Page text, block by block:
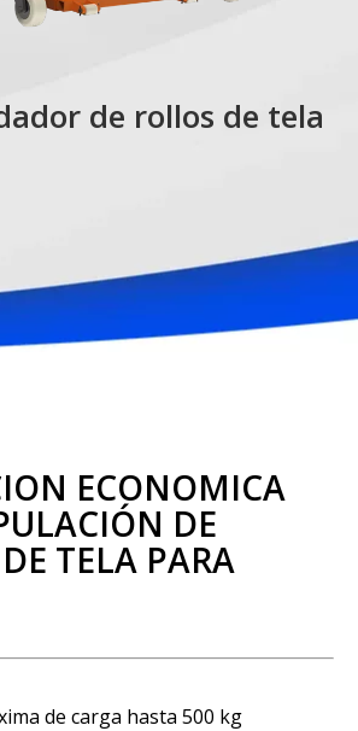
de rollos de tela
ECONÓMICA
DE
TELA PARA
de carga hasta 500 kg